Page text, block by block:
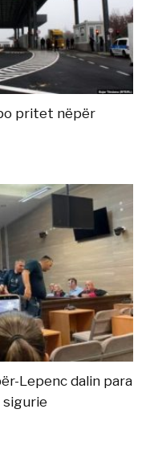
pritet nëpër
Lepenc dalin para
sigurie